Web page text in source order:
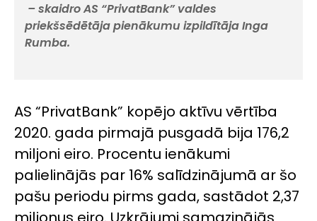
– skaidro AS “PrivatBank” valdes
priekšsēdētāja pienākumu izpildītāja Inga
Rumba.
AS “PrivatBank” kopējo aktīvu vērtība
2020. gada pirmajā pusgadā bija 176,2
miljoni eiro. Procentu ienākumi
palielinājās par 16% salīdzinājumā ar šo
pašu periodu pirms gada, sastādot 2,37